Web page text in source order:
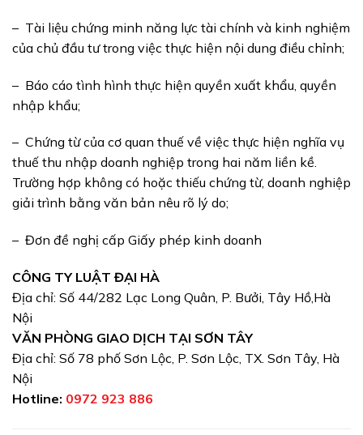
– Tài liệu chứng minh năng lực tài chính và kinh nghiệm
của chủ đầu tư trong việc thực hiện nội dung điều chỉnh;
– Báo cáo tình hình thực hiện quyền xuất khẩu, quyền
nhập khẩu;
– Chứng từ của cơ quan thuế về việc thực hiện nghĩa vụ
thuế thu nhập doanh nghiệp trong hai năm liền kề.
Trường hợp không có hoặc thiếu chứng từ, doanh nghiệp
giải trình bằng văn bản nêu rõ lý do;
– Đơn đề nghị cấp Giấy phép kinh doanh
CÔNG TY LUẬT ĐẠI HÀ
Địa chỉ: Số 44/282 Lạc Long Quân, P. Bưởi, Tây Hồ,Hà
Nội
VĂN PHÒNG GIAO DỊCH TẠI SƠN TÂY
Địa chỉ: Số 78 phố Sơn Lộc, P. Sơn Lộc, TX. Sơn Tây, Hà
Nội
Hotline: 0972 923 886